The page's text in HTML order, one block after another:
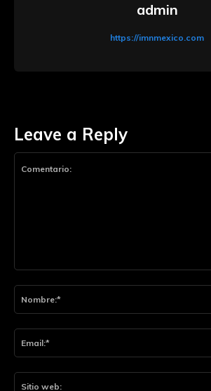
Leave a Reply
admin
https://imnmexico.com